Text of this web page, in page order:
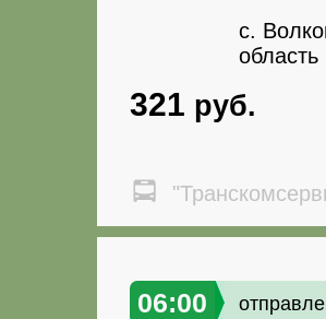
с.
область
321 руб.
06:00